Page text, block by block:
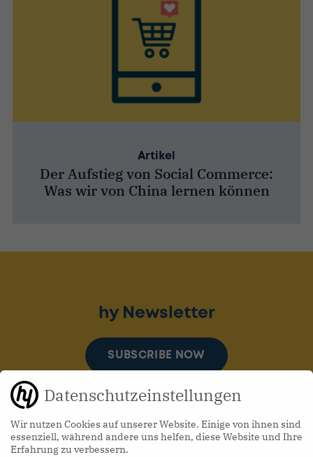
Artikel
Der Aufstieg von Social Commerce:
Was wir von China lernen können
hy Newsletter
SUBSCRIBE NOW
Datenschutzeinstellungen
Wir nutzen Cookies auf unserer Website. Einige von ihnen sind
essenziell, während andere uns helfen, diese Website und Ihre
Erfahrung zu verbessern.